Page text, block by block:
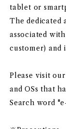
tablet or
The dedicated
associated
customer) and
Please visit
and OSs that
Search word